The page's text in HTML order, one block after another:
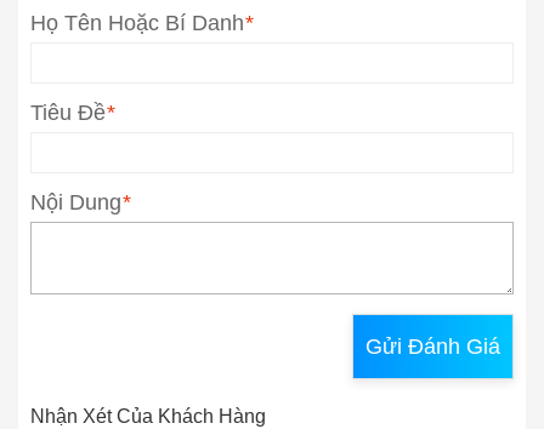
*
Họ Tên Hoặc Bí Danh
*
Tiêu Đề
*
Nội Dung
Gửi Đánh Giá
Nhận Xét Của Khách Hàng